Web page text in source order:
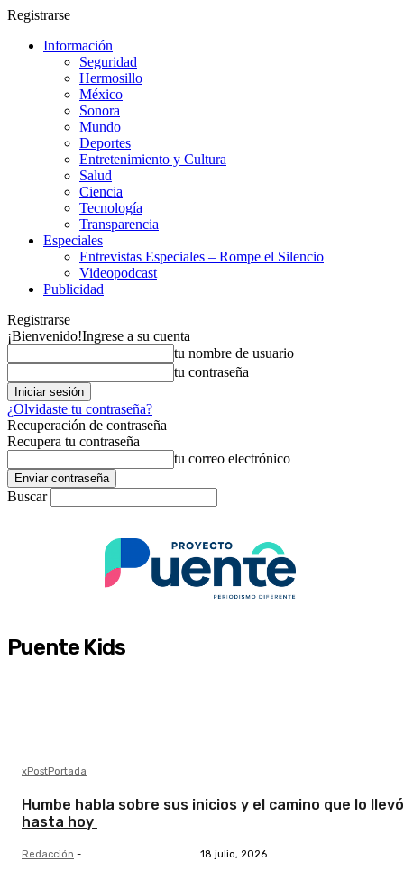
Registrarse
Información
Seguridad
Hermosillo
México
Sonora
Mundo
Deportes
Entretenimiento y Cultura
Salud
Ciencia
Tecnología
Transparencia
Especiales
Entrevistas Especiales – Rompe el Silencio
Videopodcast
Publicidad
Registrarse
¡Bienvenido!Ingrese a su cuenta
tu nombre de usuario
tu contraseña
¿Olvidaste tu contraseña?
Recuperación de contraseña
Recupera tu contraseña
tu correo electrónico
Buscar
Puente Kids
xPostPortada
Humbe habla sobre sus inicios y el camino que lo llevó
hasta hoy
Redacción - 18 julio, 2026